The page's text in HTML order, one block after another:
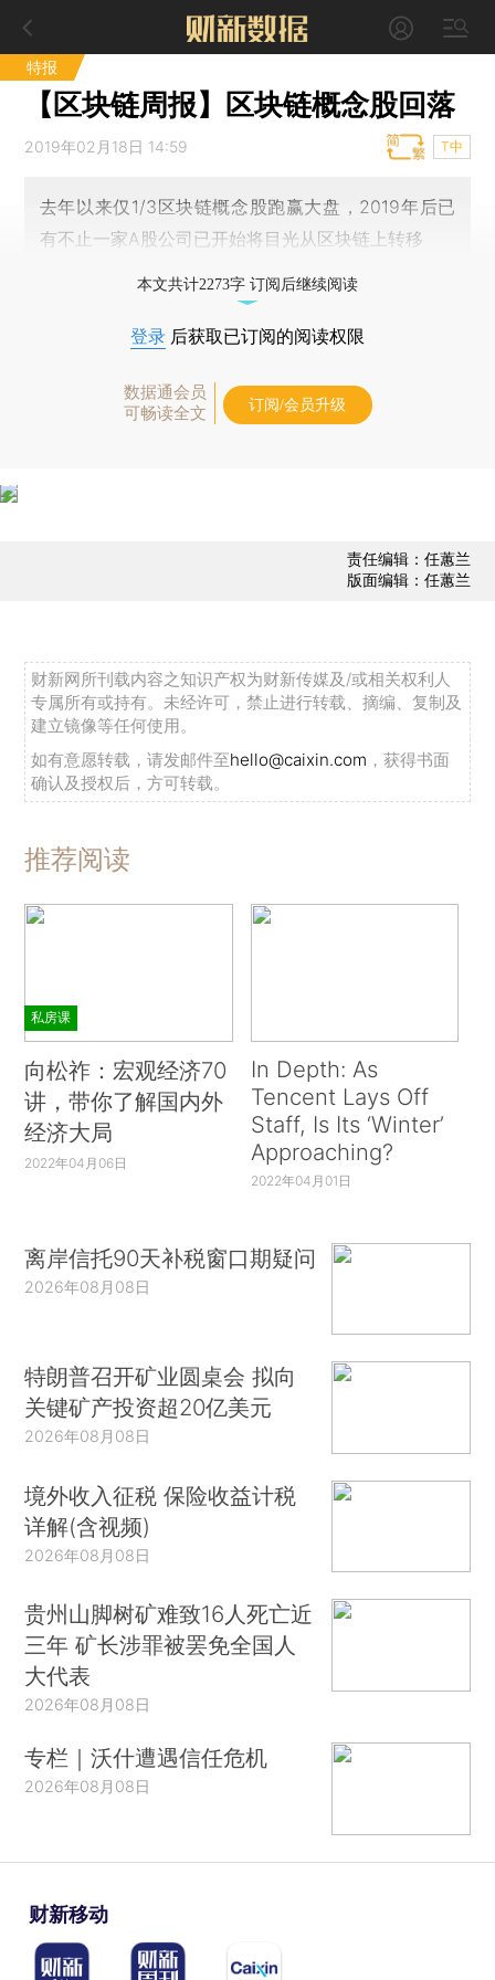
特报
【区块链周报】区块链概念股回落
2019年02月18日 14:59 T中
去年以来仅1/3区块链概念股跑赢大盘，2019年后已
有不止一家A股公司已开始将目光从区块链上转移
本文共计2273字 订阅后继续阅读
登录 后获取已订阅的阅读权限
数据通会员
可畅读全文
订阅/会员升级
责任编辑：任蕙兰
版面编辑：任蕙兰
财新网所刊载内容之知识产权为财新传媒及/或相关权利人
专属所有或持有。未经许可，禁止进行转载、摘编、复制及
建立镜像等任何使用。
如有意愿转载，请发邮件至hello@caixin.com ，获得书面
确认及授权后，方可转载。
推荐阅读
私房课
向松祚：宏观经济70
讲，带你了解国内外
经济大局
2022年04月06日
In Depth: As
Tencent Lays Off
Staff, Is Its ‘Winter’
Approaching?
2022年04月01日
离岸信托90天补税窗口期疑问
2026年08月08日
特朗普召开矿业圆桌会 拟向
关键矿产投资超20亿美元
2026年08月08日
境外收入征税 保险收益计税
详解(含视频)
2026年08月08日
贵州山脚树矿难致16人死亡近
三年 矿长涉罪被罢免全国人
大代表
2026年08月08日
专栏｜沃什遭遇信任危机
2026年08月08日
财新移动